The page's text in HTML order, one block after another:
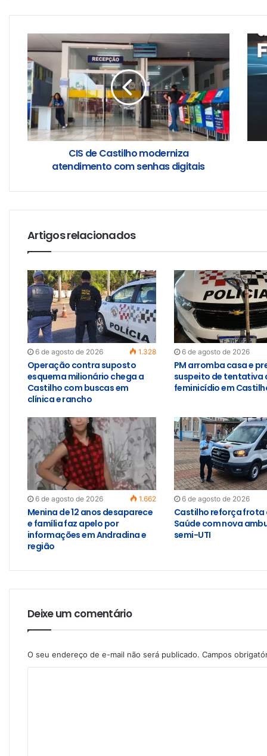
CIS de Castilho moderniza
atendimento com senhas digitais
Artigos relacionados
6 de agosto de 2026 1.328
Operação contra suposto
esquema milionário chega a
Castilho com buscas em
clínica e rancho
6 de agosto de 2026
PM arromba casa e
suspeito de tentativa
feminicídio em
6 de agosto de 2026 1.662
Menina de 12 anos desaparece
e família faz apelo por
informações em Andradina e
região
6 de agosto de 2026
Castilho reforça frota
Saúde com nova
semi-UTI
Deixe um comentário
O seu endereço de e-mail não será publicado. Campos